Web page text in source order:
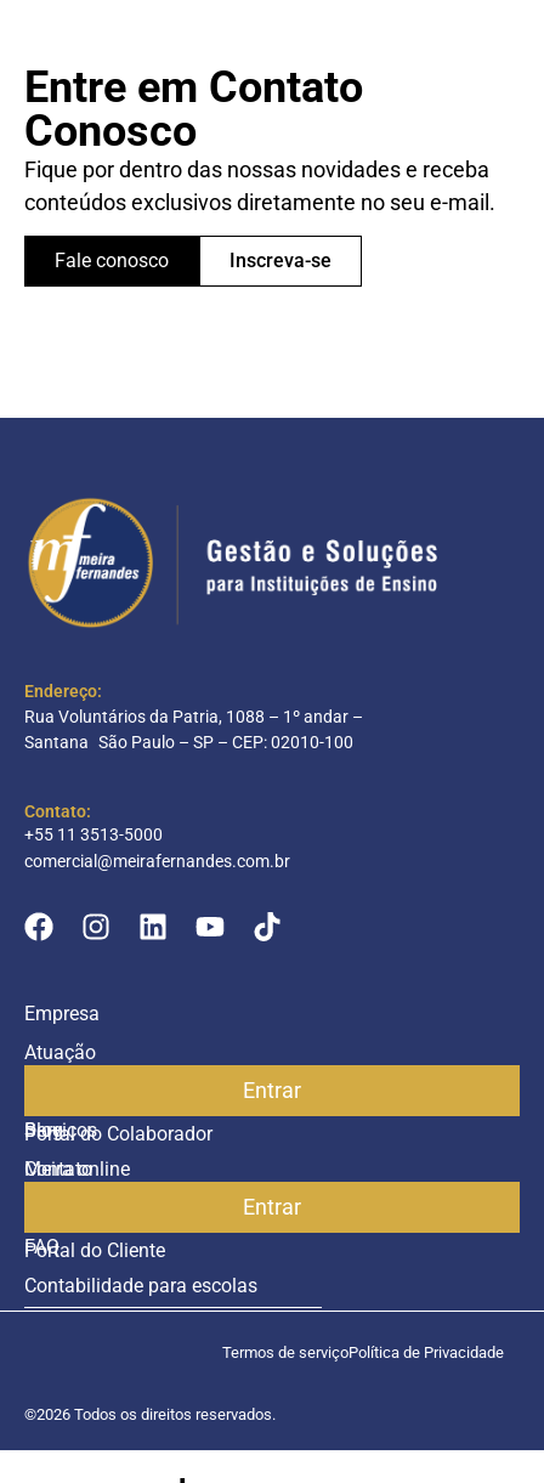
Entre em Contato
Conosco
Fique por dentro das nossas novidades e receba
conteúdos exclusivos diretamente no seu e-mail.
Fale conosco Inscreva-se
Endereço:
Rua Voluntários da Patria, 1088 – 1º andar –
Santana São Paulo – SP – CEP: 02010-100
Contato:
+55 11 3513-5000
comercial@meirafernandes.com.br
Empresa
Atuação
Blog
Contato
Portal do Colaborador
Entrar
Serviços
Meira online
FAQ
Contabilidade para escolas
Portal do Cliente
Entrar
©2026 Todos os direitos reservados.
Termos de serviçoPolítica de Privacidade